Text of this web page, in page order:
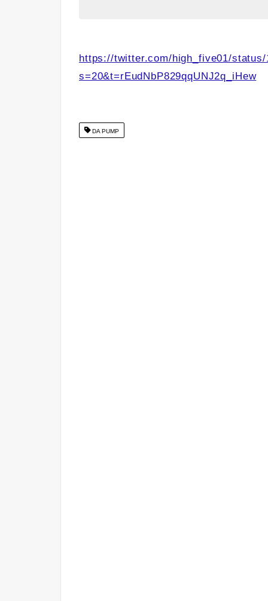
https://twitter.com/high_five01/status/
s=20&t=rEudNbP829qqUNJ2q_iHew
DA PUMP